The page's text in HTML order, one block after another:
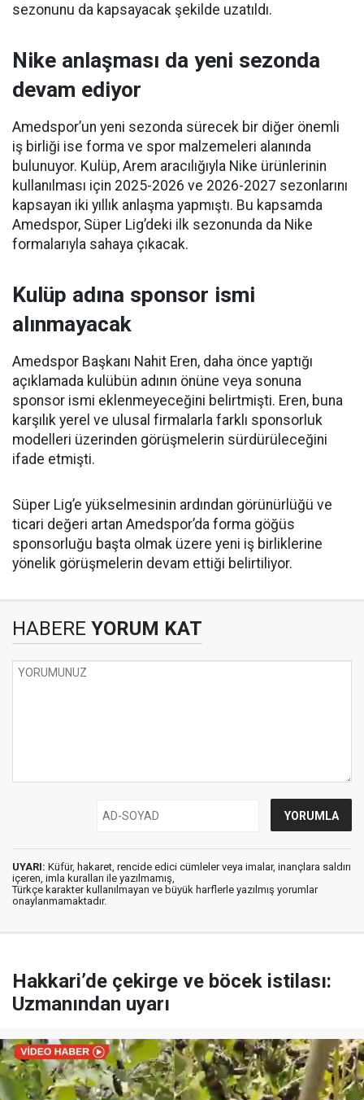
sezonunu da kapsayacak şekilde uzatıldı.
Nike anlaşması da yeni sezonda
devam ediyor
Amedspor’un yeni sezonda sürecek bir diğer önemli
iş birliği ise forma ve spor malzemeleri alanında
bulunuyor. Kulüp, Arem aracılığıyla Nike ürünlerinin
kullanılması için 2025-2026 ve 2026-2027 sezonlarını
kapsayan iki yıllık anlaşma yapmıştı. Bu kapsamda
Amedspor, Süper Lig’deki ilk sezonunda da Nike
formalarıyla sahaya çıkacak.
Kulüp adına sponsor ismi
alınmayacak
Amedspor Başkanı Nahit Eren, daha önce yaptığı
açıklamada kulübün adının önüne veya sonuna
sponsor ismi eklenmeyeceğini belirtmişti. Eren, buna
karşılık yerel ve ulusal firmalarla farklı sponsorluk
modelleri üzerinden görüşmelerin sürdürüleceğini
ifade etmişti.
Süper Lig’e yükselmesinin ardından görünürlüğü ve
ticari değeri artan Amedspor’da forma göğüs
sponsorluğu başta olmak üzere yeni iş birliklerine
yönelik görüşmelerin devam ettiği belirtiliyor.
HABERE YORUM KAT
UYARI: Küfür, hakaret, rencide edici cümleler veya imalar, inançlara saldırı
içeren, imla kuralları ile yazılmamış,
Türkçe karakter kullanılmayan ve büyük harflerle yazılmış yorumlar
onaylanmamaktadır.
Hakkari’de çekirge ve böcek istilası:
Uzmanından uyarı